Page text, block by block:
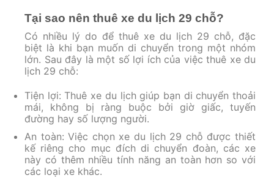
Tại sao nên thuê xe du lịch 29 chỗ?
Có nhiều lý do để thuê xe du lịch 29 chỗ, đặc
biệt là khi bạn muốn di chuyển trong một nhóm
lớn. Sau đây là một số lợi ích của việc thuê xe du
lịch 29 chỗ:
Tiện lợi: Thuê xe du lịch giúp bạn di chuyển thoải
mái, không bị ràng buộc bởi giờ giấc, tuyến
đường hay số lượng người.
An toàn: Việc chọn xe du lịch 29 chỗ được thiết
kế riêng cho mục đích di chuyển đoàn, các xe
này có thêm nhiều tính năng an toàn hơn so với
các loại xe khác.